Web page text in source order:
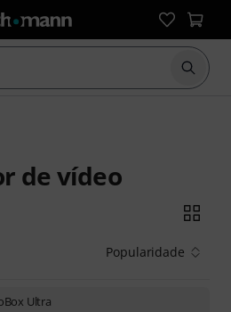
Iniciar
de vídeo
Popularidade
Ultra